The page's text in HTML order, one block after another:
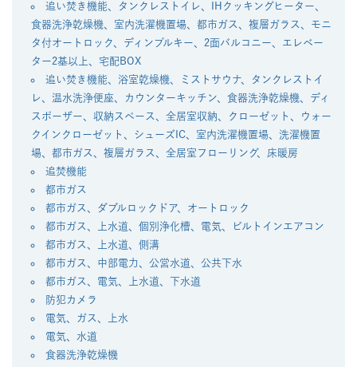
追い焚き機能、タンクレストイレ、IHクッキングヒーター、
食器洗浄乾燥機、室内洗濯機置場、都市ガス、複層ガラス、モニ
タ付オートロック、ディンプルキー、2面バルコニー、エレベー
ター2基以上、宅配BOX
追い焚き機能、浴室乾燥機、ミストサウナ、タンクレストイ
レ、温水洗浄便座、カウンターキッチン、食器洗浄乾燥機、ディ
スポーザー、収納スペース、全居室収納、クローゼット、ウォー
クインクローゼット、シューズIC、室内洗濯機置場、洗濯機置
場、都市ガス、複層ガラス、全居室フローリング、床暖房
追焚機能
都市ガス
都市ガス、ダブルロックドア、オートロック
都市ガス、上水道、個別浄化槽、電気、ビルトインエアコン
都市ガス、上水道、側溝
都市ガス、中部電力、公営水道、公共下水
都市ガス、電気、上水道、下水道
防犯カメラ
電気、ガス、上水
電気、水道
⾷器洗浄乾燥機